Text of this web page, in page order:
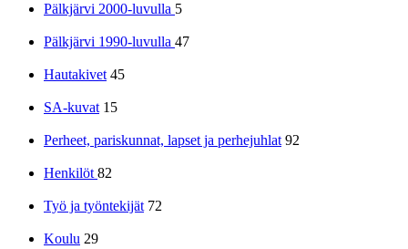
Pälkjärvi 2000-luvulla 5
Pälkjärvi 1990-luvulla 47
Hautakivet 45
SA-kuvat 15
Perheet, pariskunnat, lapset ja perhejuhlat 92
Henkilöt82
Työ ja työntekijät 72
Koulu 29